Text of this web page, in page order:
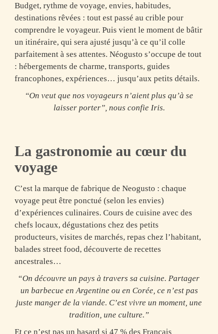
Budget, rythme de voyage, envies, habitudes,
destinations rêvées : tout est passé au crible pour
comprendre le voyageur. Puis vient le moment de bâtir
un itinéraire, qui sera ajusté jusqu’à ce qu’il colle
parfaitement à ses attentes. Néogusto s’occupe de tout
: hébergements de charme, transports, guides
francophones, expériences… jusqu’aux petits détails.
“On veut que nos voyageurs n’aient plus qu’à se
laisser porter”, nous confie Iris.
La gastronomie au cœur du
voyage
C’est la marque de fabrique de Neogusto : chaque
voyage peut être ponctué (selon les envies)
d’expériences culinaires. Cours de cuisine avec des
chefs locaux, dégustations chez des petits
producteurs, visites de marchés, repas chez l’habitant,
balades street food, découverte de recettes
ancestrales…
“On découvre un pays à travers sa cuisine. Partager
un barbecue en Argentine ou en Corée, ce n’est pas
juste manger de la viande. C’est vivre un moment, une
tradition, une culture.”
Et ce n’est pas un hasard si 47 % des Français